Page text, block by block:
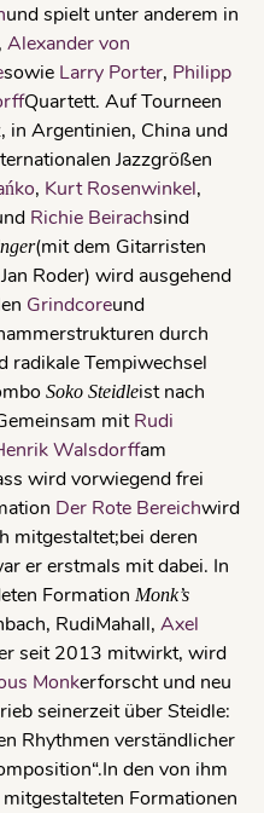
und spielt unter anderem in
, Alexander von
sowie Larry Porter, Philipp
Quartett. Auf Tourneen
in Argentinien, China und
Jazzgrößen
, Kurt Rosenwinkel,
Richie Beirachsind
(mit dem Gitarristen
Roder) wird ausgehend
Grindcoreund
durch
radikale Tempiwechsel
Soko Steidleist nach
mitRudi
Walsdorffam
wird vorwiegend frei
Der Rote Bereichwird
mitgestaltet;bei deren
er erstmals mit dabei. In
Formation Monk’s
RudiMahall, Axel
seit 2013 mitwirkt, wird
Monkerforscht und neu
seinerzeit über Steidle:
Rhythmen verständlicher
den von ihm
Formationen